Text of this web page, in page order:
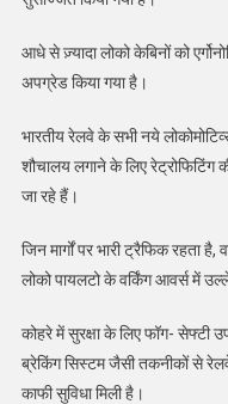
आधे से ज़्यादा लोको केबिनों को
अपग्रेड किया गया है।
भारतीय रेलवे के सभी नये
शौचालय लगाने के लिए रेट्रोफिटिंग
जा रहे हैं।
जिन मार्गों पर भारी ट्रैफिक रहता
लोको पायलटो के वर्किंग आवर्स में
कोहरे में सुरक्षा के लिए फॉग-
ब्रेकिंग सिस्टम जैसी तकनीकों से
काफी सुविधा मिली है।